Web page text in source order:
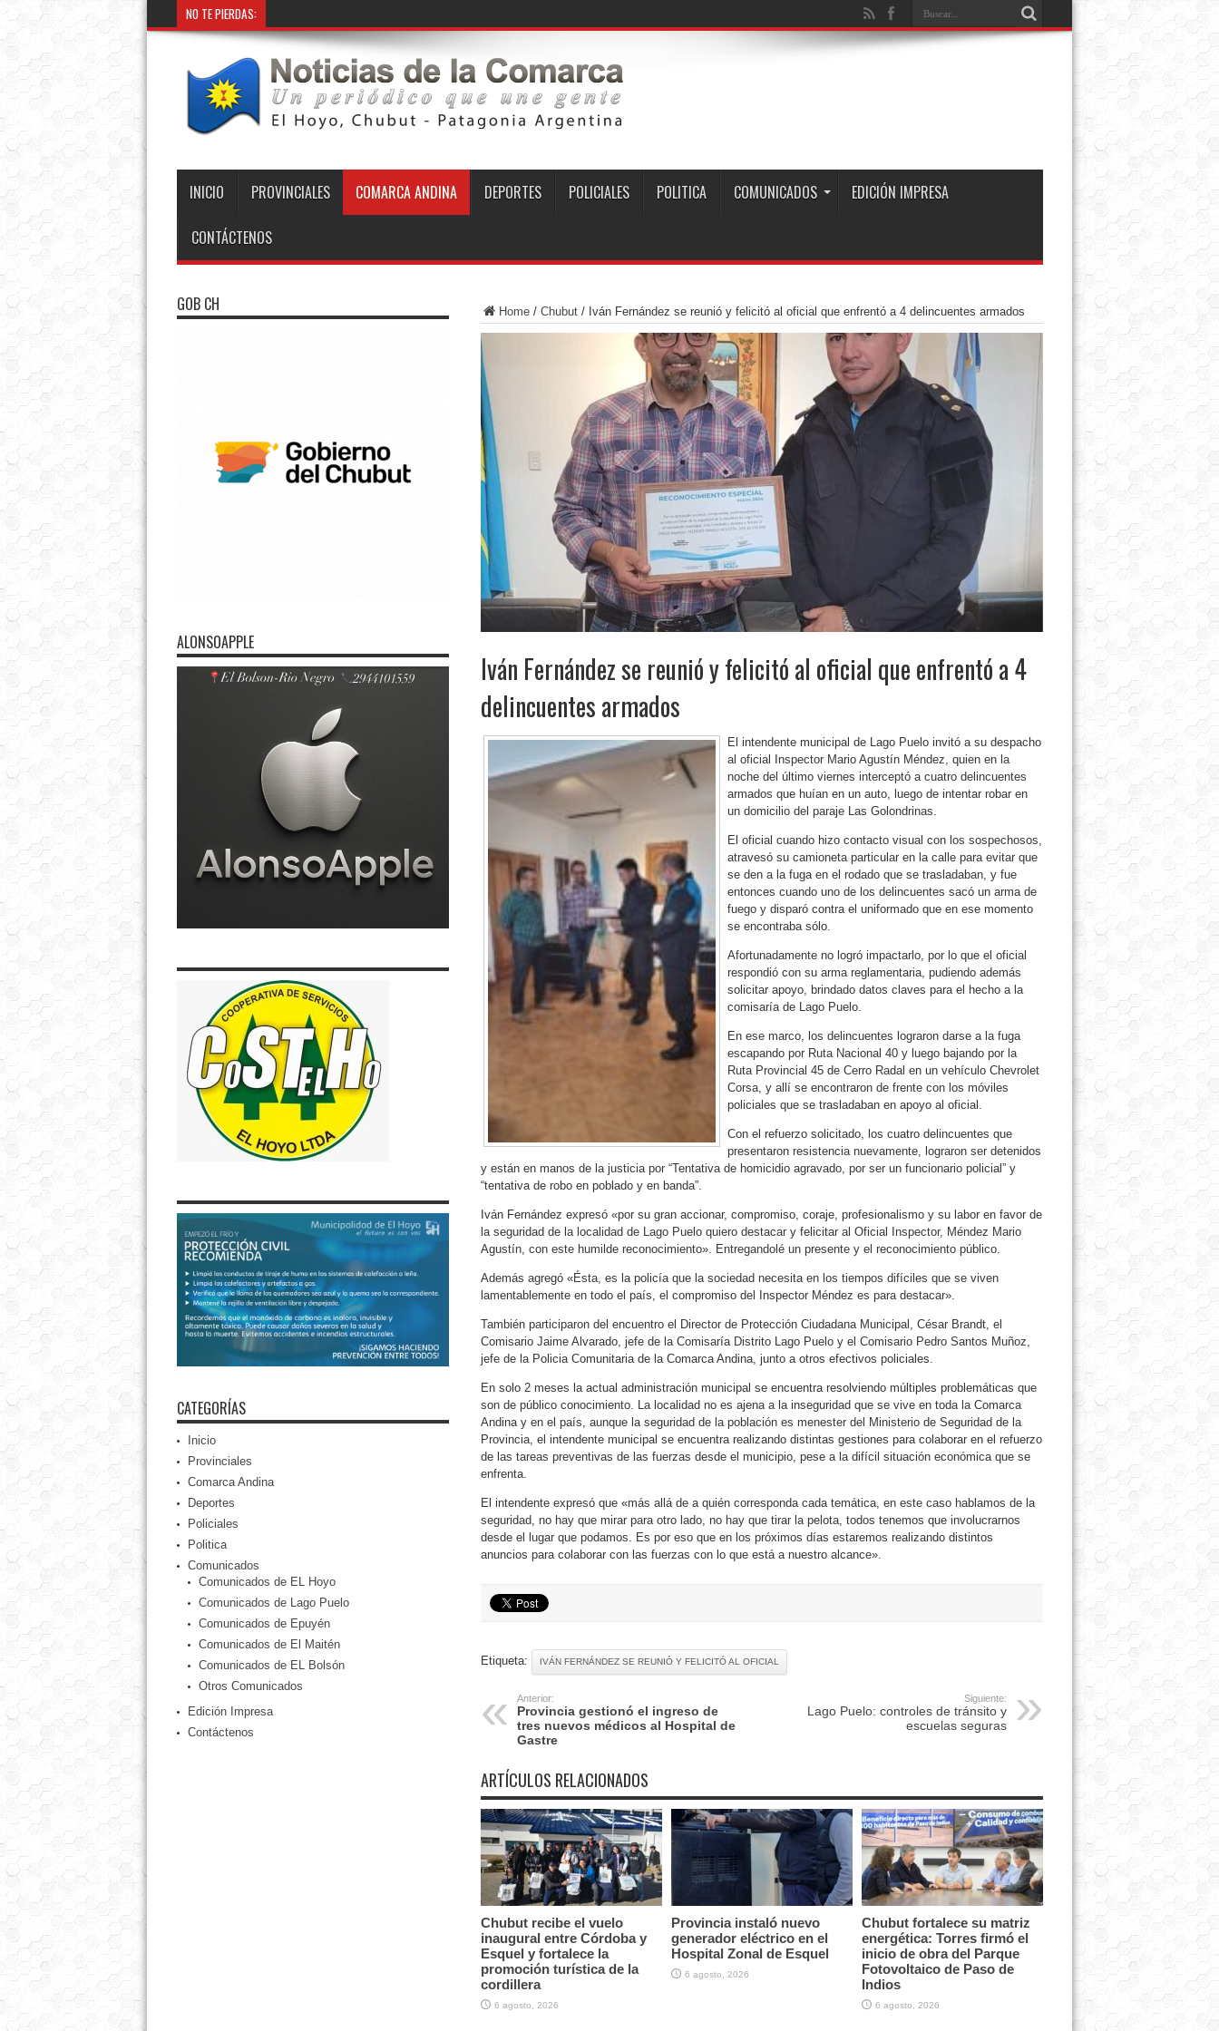
NO TE PIERDAS:
INICIO PROVINCIALES COMARCA ANDINA DEPORTES POLICIALES POLITICA COMUNICADOS EDICIÓN IMPRESA
CONTÁCTENOS
Home/ Chubut/ Iván Fernández se reunió y felicitó al oficial que enfrentó a 4 delincuentes armados
Iván Fernández se reunió y felicitó al oficial que enfrentó a 4
delincuentes armados
El intendente municipal de Lago Puelo invitó a su despacho
al oficial Inspector Mario Agustín Méndez, quien en la
noche del último viernes interceptó a cuatro delincuentes
armados que huían en un auto, luego de intentar robar en
un domicilio del paraje Las Golondrinas.
El oficial cuando hizo contacto visual con los sospechosos,
atravesó su camioneta particular en la calle para evitar que
se den a la fuga en el rodado que se trasladaban, y fue
entonces cuando uno de los delincuentes sacó un arma de
fuego y disparó contra el uniformado que en ese momento
se encontraba sólo.
Afortunadamente no logró impactarlo, por lo que el oficial
respondió con su arma reglamentaria, pudiendo además
solicitar apoyo, brindado datos claves para el hecho a la
comisaría de Lago Puelo.
En ese marco, los delincuentes lograron darse a la fuga
escapando por Ruta Nacional 40 y luego bajando por la
Ruta Provincial 45 de Cerro Radal en un vehículo Chevrolet
Corsa, y allí se encontraron de frente con los móviles
policiales que se trasladaban en apoyo al oficial.
Con el refuerzo solicitado, los cuatro delincuentes que
presentaron resistencia nuevamente, lograron ser detenidos
y están en manos de la justicia por “Tentativa de homicidio agravado, por ser un funcionario policial” y
“tentativa de robo en poblado y en banda”.
Iván Fernández expresó «por su gran accionar, compromiso, coraje, profesionalismo y su labor en favor de
la seguridad de la localidad de Lago Puelo quiero destacar y felicitar al Oficial Inspector, Méndez Mario
Agustín, con este humilde reconocimiento». Entregandolé un presente y el reconocimiento público.
Además agregó «Ésta, es la policía que la sociedad necesita en los tiempos difíciles que se viven
lamentablemente en todo el país, el compromiso del Inspector Méndez es para destacar».
También participaron del encuentro el Director de Protección Ciudadana Municipal, César Brandt, el
Comisario Jaime Alvarado, jefe de la Comisaría Distrito Lago Puelo y el Comisario Pedro Santos Muñoz,
jefe de la Policia Comunitaria de la Comarca Andina, junto a otros efectivos policiales.
En solo 2 meses la actual administración municipal se encuentra resolviendo múltiples problemáticas que
son de público conocimiento. La localidad no es ajena a la inseguridad que se vive en toda la Comarca
Andina y en el país, aunque la seguridad de la población es menester del Ministerio de Seguridad de la
Provincia, el intendente municipal se encuentra realizando distintas gestiones para colaborar en el refuerzo
de las tareas preventivas de las fuerzas desde el municipio, pese a la difícil situación económica que se
enfrenta.
El intendente expresó que «más allá de a quién corresponda cada temática, en este caso hablamos de la
seguridad, no hay que mirar para otro lado, no hay que tirar la pelota, todos tenemos que involucrarnos
desde el lugar que podamos. Es por eso que en los próximos días estaremos realizando distintos
anuncios para colaborar con las fuerzas con lo que está a nuestro alcance».
Etiqueta: IVÁN FERNÁNDEZ SE REUNIÓ Y FELICITÓ AL OFICIAL
Anterior:
Provincia gestionó el ingreso de
tres nuevos médicos al Hospital de
Gastre
Siguiente:
Lago Puelo: controles de tránsito y
escuelas seguras
ARTÍCULOS RELACIONADOS
Chubut recibe el vuelo
inaugural entre Córdoba y
Esquel y fortalece la
promoción turística de la
cordillera
6 agosto, 2026
Provincia instaló nuevo
generador eléctrico en el
Hospital Zonal de Esquel
6 agosto, 2026
Chubut fortalece su matriz
energética: Torres firmó el
inicio de obra del Parque
Fotovoltaico de Paso de
Indios
6 agosto, 2026
GOB CH
ALONSOAPPLE
CATEGORÍAS
Inicio
Provinciales
Comarca Andina
Deportes
Policiales
Politica
Comunicados
Comunicados de EL Hoyo
Comunicados de Lago Puelo
Comunicados de Epuyén
Comunicados de El Maitén
Comunicados de EL Bolsón
Otros Comunicados
Edición Impresa
Contáctenos